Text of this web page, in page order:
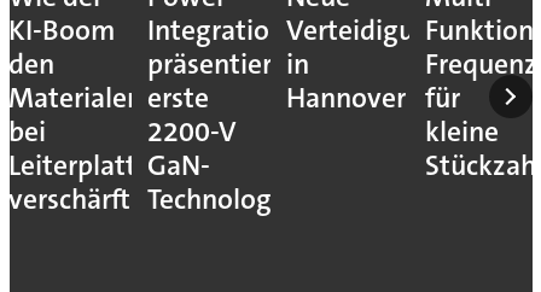
KI-Boom
den
Materialengpass
bei
Leiterplatten
verschärft
Integrations
präsentiert
erste
2200-V
GaN-
Technologie
Verteidigungsmesse
in
Hannover für
kleine